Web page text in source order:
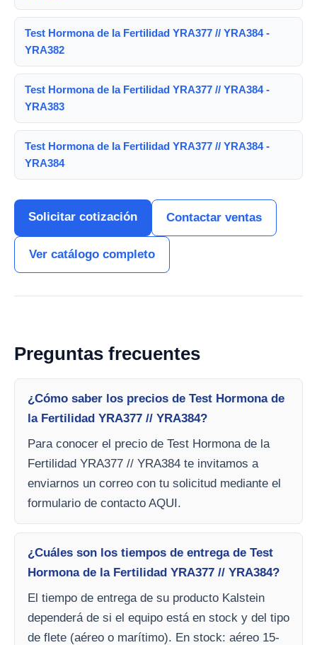
Test Hormona de la Fertilidad YRA377 // YRA384 -
YRA382
Test Hormona de la Fertilidad YRA377 // YRA384 -
YRA383
Test Hormona de la Fertilidad YRA377 // YRA384 -
YRA384
Solicitar cotización Contactar ventas
Ver catálogo completo
Preguntas frecuentes
¿Cómo saber los precios de Test Hormona de
la Fertilidad YRA377 // YRA384?
Para conocer el precio de Test Hormona de la
Fertilidad YRA377 // YRA384 te invitamos a
enviarnos un correo con tu solicitud mediante el
formulario de contacto AQUI.
¿Cuáles son los tiempos de entrega de Test
Hormona de la Fertilidad YRA377 // YRA384?
El tiempo de entrega de su producto Kalstein
dependerá de si el equipo está en stock y del tipo
de flete (aéreo o marítimo). En stock: aéreo 15-